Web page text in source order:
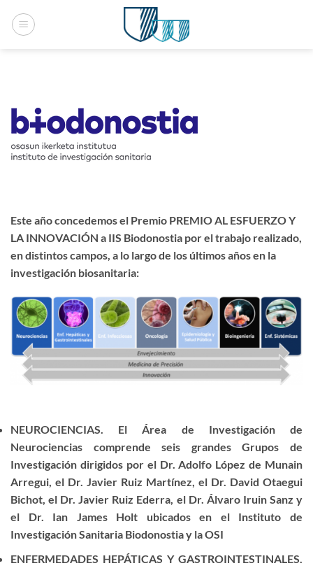
Este año concedemos el Premio PREMIO AL ESFUERZO Y
LA INNOVACIÓN a IIS Biodonostia por el trabajo realizado,
en distintos campos, a lo largo de los últimos años en la
investigación biosanitaria:
NEUROCIENCIAS. El Área de Investigación de
Neurociencias comprende seis grandes Grupos de
Investigación dirigidos por el Dr. Adolfo López de Munain
Arregui, el Dr. Javier Ruiz Martínez, el Dr. David Otaegui
Bichot, el Dr. Javier Ruiz Ederra, el Dr. Álvaro Iruin Sanz y
el Dr. Ian James Holt ubicados en el Instituto de
Investigación Sanitaria Biodonostia y la OSI
ENFERMEDADES HEPÁTICAS Y GASTROINTESTINALES.